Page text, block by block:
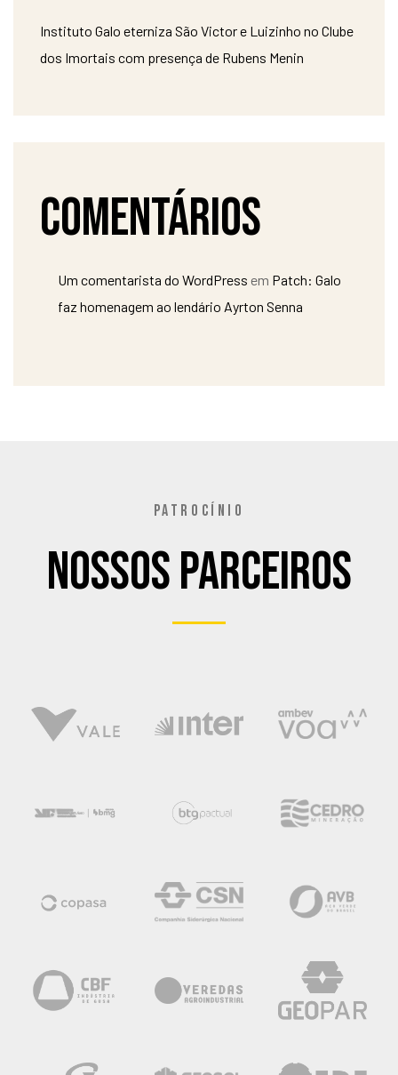
Instituto Galo eterniza São Victor e Luizinho no Clube
dos Imortais com presença de Rubens Menin
Comentários
Um comentarista do WordPress em Patch: Galo
faz homenagem ao lendário Ayrton Senna
PATROCÍNIO
Nossos Parceiros